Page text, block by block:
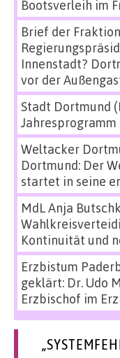
Bootsverleih im
Brief der
Innenstadt?
vor der
Stadt Dortmund
Jahresprogramm
Weltacker
Dortmund: Der
startet in seine
MdL Anja
Kontinuität und
Erzbistum
geklärt: Dr. Udo
Erzbischof im